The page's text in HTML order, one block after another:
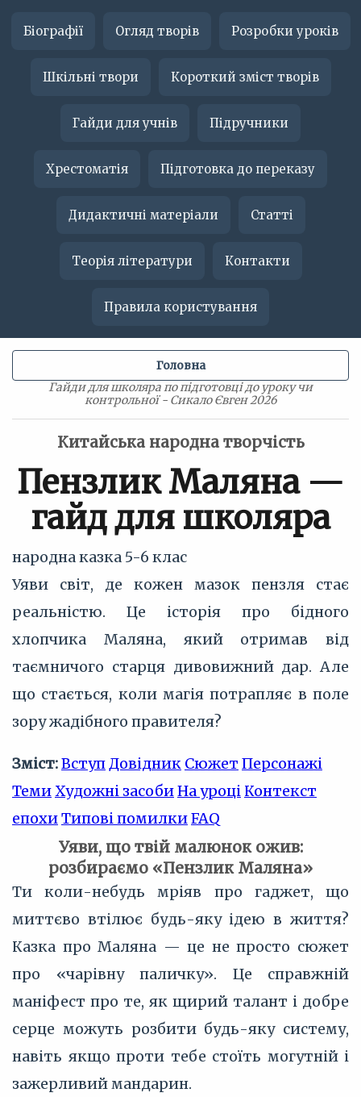
Біографії Огляд творів Розробки уроків
Шкільні твори Короткий зміст творів
Гайди для учнів Підручники
Хрестоматія Підготовка до переказу
Дидактичні матеріали Статті
Теорія літератури Контакти
Правила користування
Гайди для школяра по підготовці до уроку чи
контрольної - Сикало Євген 2026
Головна
Китайська народна творчість
Пензлик Маляна —
гайд для школяра
народна казка 5-6 клас
Уяви світ, де кожен мазок пензля стає
реальністю. Це історія про бідного
хлопчика Маляна, який отримав від
таємничого старця дивовижний дар. Але
що стається, коли магія потрапляє в поле
зору жадібного правителя?
Зміст:ВступДовідник Сюжет Персонажі
ТемиХудожні засобиНа уроці Контекст
епохиТипові помилкиFAQ
Уяви, що твій малюнок ожив:
розбираємо «Пензлик Маляна»
Ти коли-небудь мріяв про гаджет, що
миттєво втілює будь-яку ідею в життя?
Казка про Маляна — це не просто сюжет
про «чарівну паличку». Це справжній
маніфест про те, як щирий талант і добре
серце можуть розбити будь-яку систему,
навіть якщо проти тебе стоїть могутній і
зажерливий мандарин.